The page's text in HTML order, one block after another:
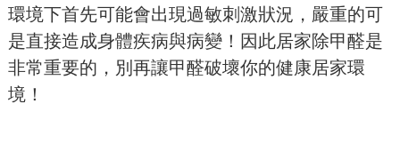
環境下首先可能會出現過敏刺激狀況，嚴重的可
是直接造成身體疾病與病變！因此居家除甲醛是
非常重要的，別再讓甲醛破壞你的健康居家環
境！